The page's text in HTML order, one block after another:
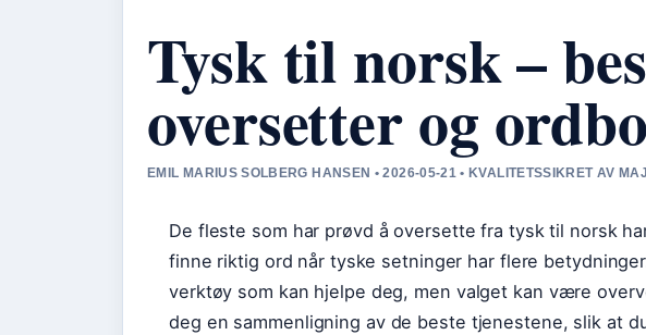
Tysk til norsk –
oversetter og
EMIL MARIUS SOLBERG HANSEN • 2026-05-21 • KVALITETSSIKRET AV
De fleste som har prøvd å oversette fra tysk til norsk
finne riktig ord når tyske setninger har flere
verktøy som kan hjelpe deg, men valget kan være
deg en sammenligning av de beste tjenestene, slik at